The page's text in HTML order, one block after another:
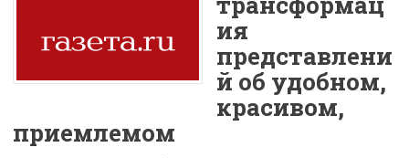
ия
представлени
й об удобном,
красивом,
приемлемом